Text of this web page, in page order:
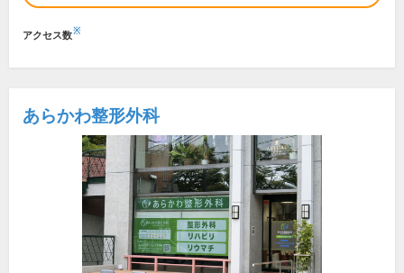
アクセス数※
あらかわ整形外科